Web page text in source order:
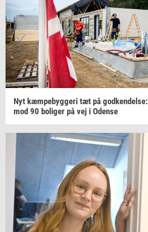
Nyt kæm­pe­byg­ge­ri tæt på god­ken­del­se:
mod 90 bo­li­ger på vej i Oden­se